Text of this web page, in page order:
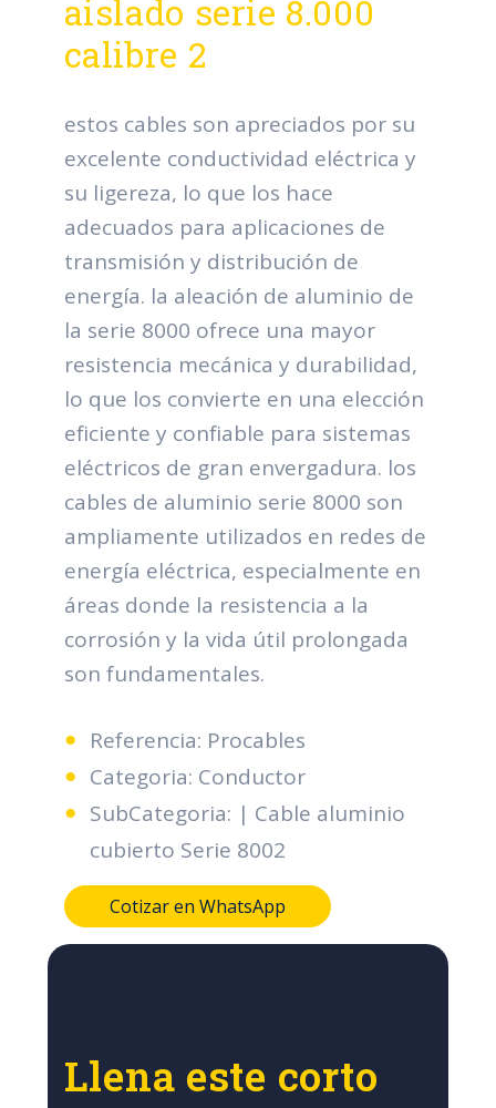
aislado serie 8.000
calibre 2
estos cables son apreciados por su
excelente conductividad eléctrica y
su ligereza, lo que los hace
adecuados para aplicaciones de
transmisión y distribución de
energía. la aleación de aluminio de
la serie 8000 ofrece una mayor
resistencia mecánica y durabilidad,
lo que los convierte en una elección
eficiente y confiable para sistemas
eléctricos de gran envergadura. los
cables de aluminio serie 8000 son
ampliamente utilizados en redes de
energía eléctrica, especialmente en
áreas donde la resistencia a la
corrosión y la vida útil prolongada
son fundamentales.
Referencia: Procables
Categoria: Conductor
SubCategoria: | Cable aluminio
cubierto Serie 8002
Cotizar en WhatsApp
Llena este corto